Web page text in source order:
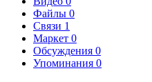
Файлы 0
Связи 1
Маркет 0
Обсуждения 0
Упоминания 0